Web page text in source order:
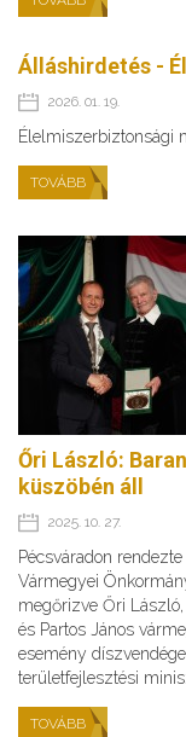
Álláshirdetés -
2026. 01. 19.
Élelmiszerbiztonsági
TOVÁBB
Őri László:
küszöbén áll
2025. 10. 27.
Pécsváradon
Vármegyei
megőrizve Őri
és Partos János
esemény
területfejlesztési
TOVÁBB